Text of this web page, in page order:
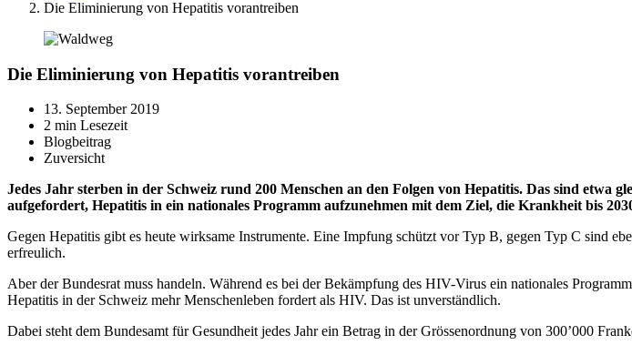
Die Eliminierung von Hepatitis vorantreiben
Die Eliminierung von Hepatitis vorantreiben
13. September 2019
2 min Lesezeit
Blogbeitrag
Zuversicht
Jedes Jahr sterben in der Schweiz rund 200 Menschen an den Folgen von Hepatitis. Das sind etwa
aufgefordert, Hepatitis in ein nationales Programm aufzunehmen mit dem Ziel, die Krankheit bis
Gegen Hepatitis gibt es heute wirksame Instrumente. Eine Impfung schützt vor Typ B, gegen Typ C sind
erfreulich.
Aber der Bundesrat muss handeln. Während es bei der Bekämpfung des HIV-Virus ein nationales
Hepatitis in der Schweiz mehr Menschenleben fordert als HIV. Das ist unverständlich.
Dabei steht dem Bundesamt für Gesundheit jedes Jahr ein Betrag in der Grössenordnung von 300’000